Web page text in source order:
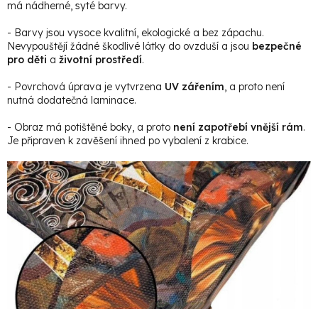
má nádherné, syté barvy.
- Barvy jsou vysoce kvalitní, ekologické a bez zápachu.
Nevypouštějí žádné škodlivé látky do ovzduší a jsou bezpečné
pro děti a životní prostředí.
- Povrchová úprava je vytvrzena UV zářením, a proto není
nutná dodatečná laminace.
- Obraz má potištěné boky, a proto není zapotřebí vnější rám.
Je připraven k zavěšení ihned po vybalení z krabice.